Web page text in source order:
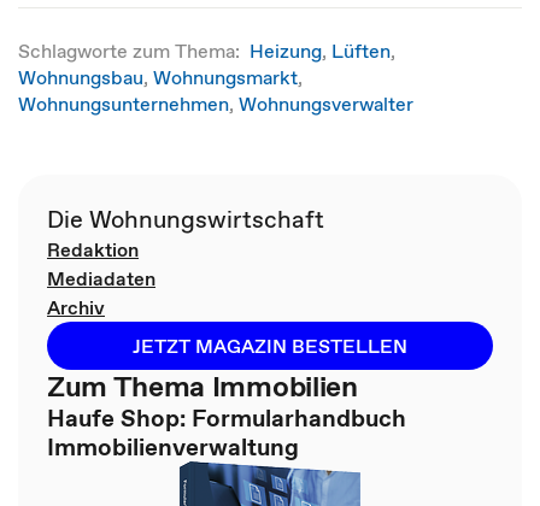
Schlagworte zum Thema: Heizung, Lüften,
Wohnungsbau, Wohnungsmarkt,
Wohnungsunternehmen, Wohnungsverwalter
Die Wohnungswirtschaft
Redaktion
Mediadaten
Archiv
JETZT MAGAZIN BESTELLEN
Zum Thema Immobilien
Haufe Shop: Formularhandbuch
Immobilienverwaltung